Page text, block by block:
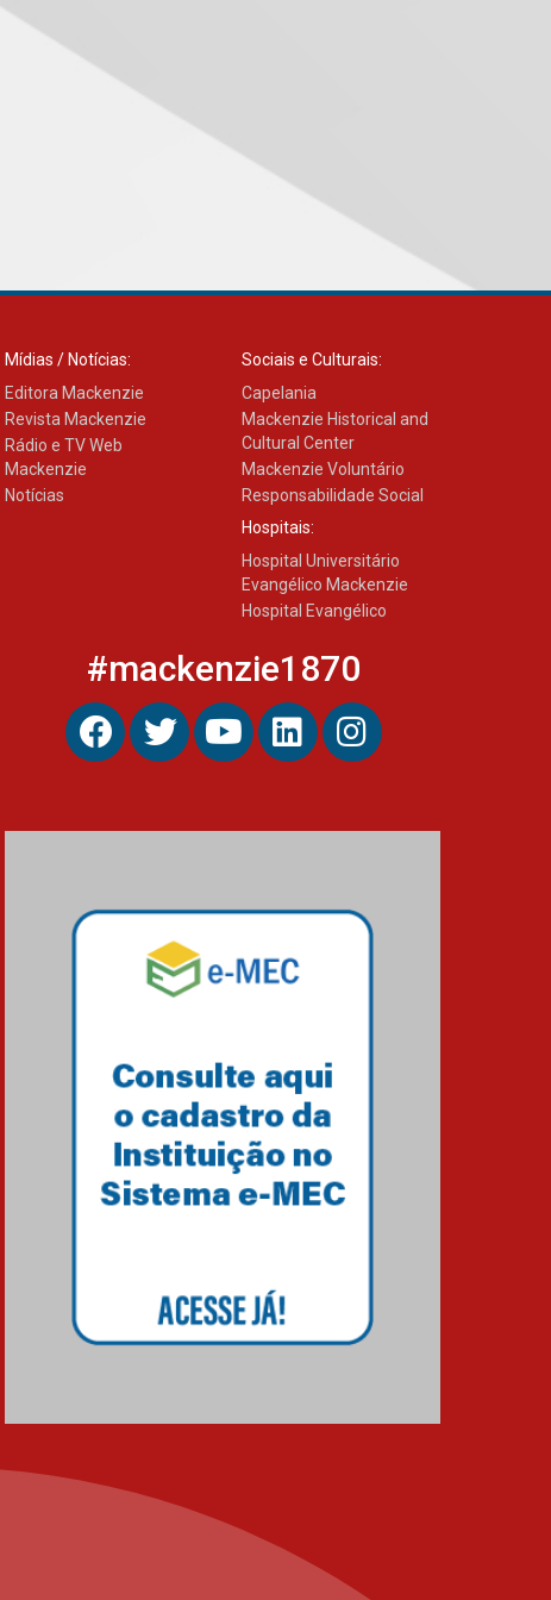
finalista do Prêmio Jabuti
Oncologista do HUEM
ressalta importância da
prevenção e diagnóstico
precoce do câncer de
03.08.2026
Mídias / Notícias:
Editora Mackenzie
Revista Mackenzie
Rádio e TV Web
Mackenzie
Notícias
Sociais e Culturais:
Capelania
Mackenzie Historical and
Cultural Center
Mackenzie Voluntário
Responsabilidade Social
Hospitais:
Hospital Universitário
Evangélico Mackenzie
Hospital Evangélico
#mackenzie1870